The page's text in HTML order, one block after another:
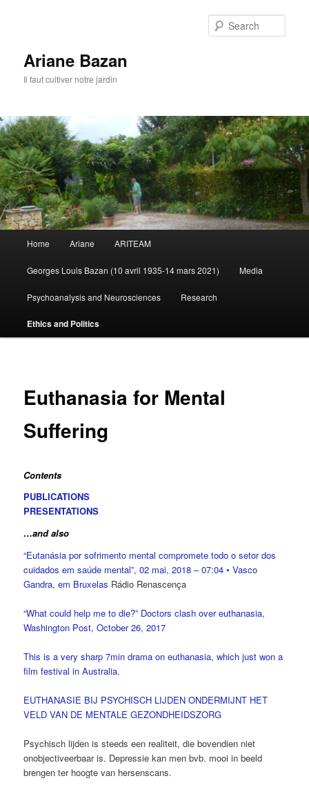
Ariane Bazan
Il faut cultiver notre jardin
Skip
to
primary
Home Ariane ARITEAM
Georges Louis Bazan (10 avril 1935-14 mars 2021) Media
Psychoanalysis and Neurosciences Research
Ethics and Politics
Euthanasia for Mental
Suffering
Contents
PUBLICATIONS
PRESENTATIONS
…and also
“Eutanásia por sofrimento mental compromete todo o setor dos
cuidados em saúde mental”, 02 mai, 2018 – 07:04 • Vasco
Gandra, em Bruxelas Rádio Renascença
“What could help me to die?” Doctors clash over euthanasia,
Washington Post, October 26, 2017
This is a very sharp 7min drama on euthanasia, which just won a
film festival in Australia.
EUTHANASIE BIJ PSYCHISCH LIJDEN ONDERMIJNT HET
VELD VAN DE MENTALE GEZONDHEIDSZORG
Psychisch lijden is steeds een realiteit, die bovendien niet
onobjectiveerbaar is. Depressie kan men bvb. mooi in beeld
brengen ter hoogte van hersenscans.